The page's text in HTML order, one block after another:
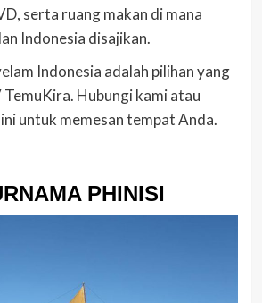
serta ruang makan di mana
Indonesia disajikan.
Indonesia adalah pilihan yang
TemuKira. Hubungi kami atau
untuk memesan tempat Anda.
PHINISI